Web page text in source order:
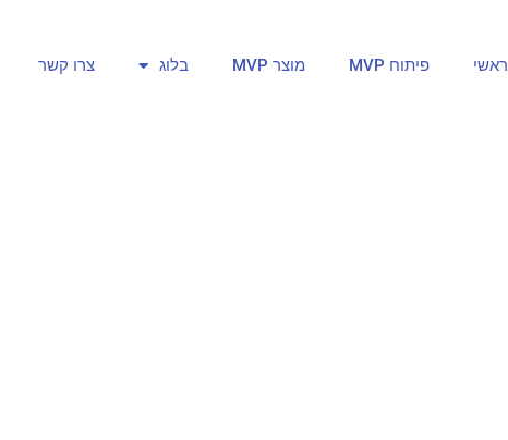
ראשי פיתוח MVP מוצר MVP בלוג צרו קשר